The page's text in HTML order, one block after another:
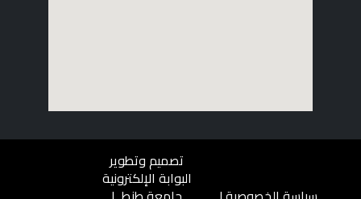
تصميم وتطوير
البوابة الإلكترونية